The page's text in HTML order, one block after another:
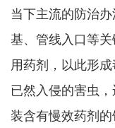
当下主流的防治
基、管线入口等
用药剂，以此形
已然入侵的害虫
装含有慢效药剂的